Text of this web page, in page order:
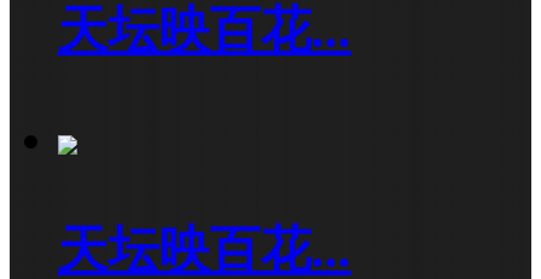
天坛映百花...
天坛映百花...